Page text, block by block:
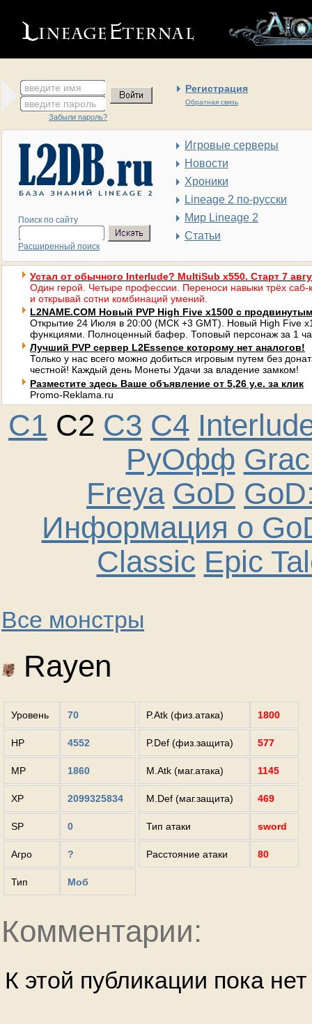
введите имя Регистрация
Обратная связь
введите пароль
Забыли пароль?
Поиск по сайту
Расширенный поиск
Игровые серверы
Новости
Хроники
Lineage 2 по-русски
Мир Lineage 2
Статьи
Устал от обычного Interlude? MultiSub x550. Старт 7
Один герой. Четыре профессии. Переноси навыки трёх саб-
и открывай сотни комбинаций умений.
L2NAME.COM Новый PVP High Five x1500 с
Открытие 24 Июля в 20:00 (МСК +3 GMT). Новый High Five
функциями. Полноценный бафер. Топовый персонаж за 1
Лучший PVP сервер L2Essence которому нет аналогов!
Только у нас всего можно добиться игровым путем без
честной! Каждый день Монеты Удачи за владение замком!
Разместите здесь Ваше объявление от 5,26 у.е. за клик
Promo-Reklama.ru
C1 C2 C3 C4
РуОфф
Freya GoD
Информация о
Classic Epic
Все монстры
Rayen
Уровень 70
HP 4552
MP 1860
XP 2099325834
SP 0
Агро ?
Тип Моб
P.Atk (физ.атака) 1800
P.Def (физ.защита) 577
M.Atk (маг.атака) 1145
M.Def (маг.защита) 469
Тип атаки sword
Расстояние атаки 80
Комментарии:
К этой публикации пока